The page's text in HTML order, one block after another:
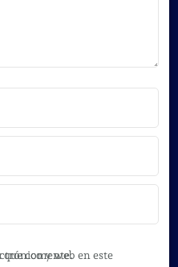
la próxima vez que comente.